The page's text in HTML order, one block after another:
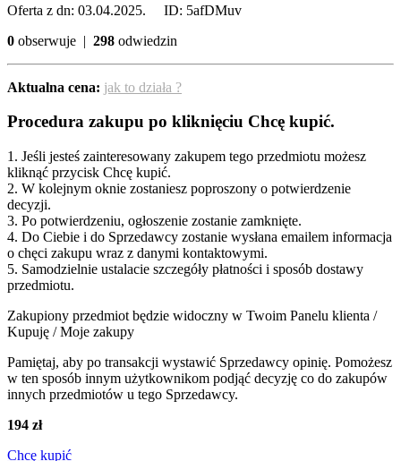
Oferta z dn: 03.04.2025. ID: 5afDMuv
0 obserwuje | 298 odwiedzin
Aktualna cena: jak to działa ?
Procedura zakupu po kliknięciu Chcę kupić.
1. Jeśli jesteś zainteresowany zakupem tego przedmiotu możesz
kliknąć przycisk Chcę kupić.
2. W kolejnym oknie zostaniesz poproszony o potwierdzenie
decyzji.
3. Po potwierdzeniu, ogłoszenie zostanie zamknięte.
4. Do Ciebie i do Sprzedawcy zostanie wysłana emailem informacja
o chęci zakupu wraz z danymi kontaktowymi.
5. Samodzielnie ustalacie szczegóły płatności i sposób dostawy
przedmiotu.
Zakupiony przedmiot będzie widoczny w Twoim Panelu klienta /
Kupuję / Moje zakupy
Pamiętaj, aby po transakcji wystawić Sprzedawcy opinię. Pomożesz
w ten sposób innym użytkownikom podjąć decyzję co do zakupów
innych przedmiotów u tego Sprzedawcy.
194 zł
Chcę kupić